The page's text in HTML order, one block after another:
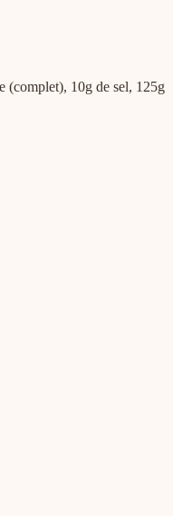
(complet), 10g de sel, 125g